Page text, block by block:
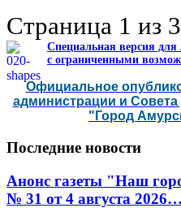
Страница 1 из 3
Специальная версия для
с ограниченными
Официальное
администрации и Совета
"Город
Последние новости
Анонс газеты "Наш
№ 31 от 4 августа 2026…